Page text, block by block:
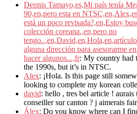
Dennis Tamayo,es,Mi país tenía
90,en,pero esta en
está un poco revisada?,en,Estoy
colección coreana.,en,pero no
alguna dirección para asesorarme
hacer algunos...,fr: My country had
the 1990s, but it’s in NTSC.
Alex: ¡Hola. Is this page still
looking to complete my korean
david: hello , tres bel article ! aurais
conseiller sur canton ? j aimerais
Álex: Do you know where can I